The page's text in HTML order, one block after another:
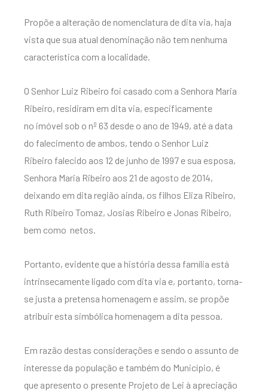
Propõe a alteração de nomenclatura de dita via, haja
vista que sua atual denominação não tem nenhuma
característica com a localidade.
O Senhor Luiz Ribeiro foi casado com a Senhora Maria
Ribeiro, residiram em dita via, especificamente
no imóvel sob o nº 63 desde o ano de 1949, até a data
do falecimento de ambos, tendo o Senhor Luiz
Ribeiro falecido aos 12 de junho de 1997 e sua esposa,
Senhora Maria Ribeiro aos 21 de agosto de 2014,
deixando em dita região ainda, os filhos Eliza Ribeiro,
Ruth Ribeiro Tomaz, Josias Ribeiro e Jonas Ribeiro,
bem como netos.
Portanto, evidente que a história dessa família está
intrinsecamente ligado com dita via e, portanto, torna-
se justa a pretensa homenagem e assim, se propõe
atribuir esta simbólica homenagem a dita pessoa.
Em razão destas considerações e sendo o assunto de
interesse da população e também do Município, é
que apresento o presente Projeto de Lei à apreciação